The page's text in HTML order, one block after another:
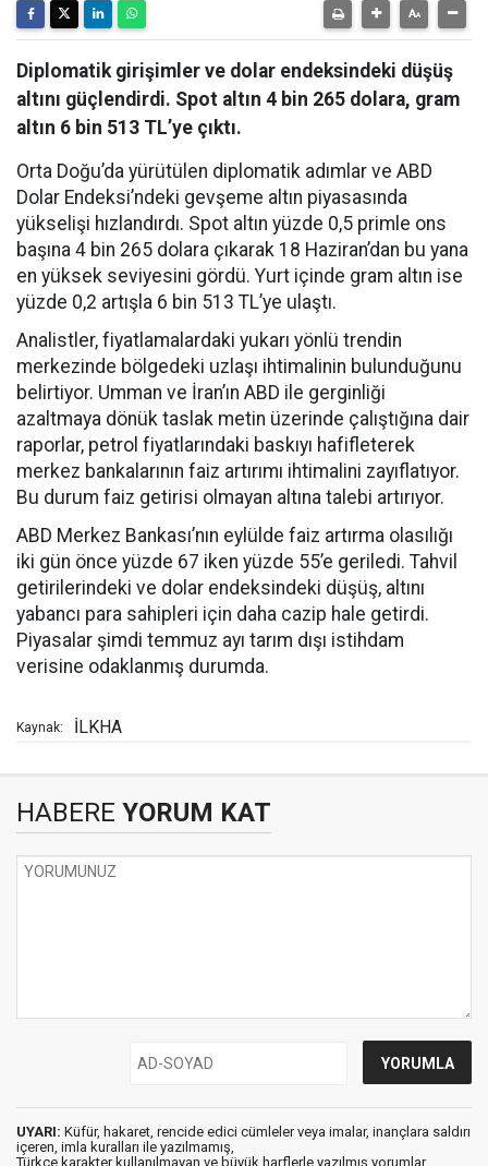
Diplomatik girişimler ve dolar endeksindeki düşüş
altını güçlendirdi. Spot altın 4 bin 265 dolara, gram
altın 6 bin 513 TL’ye çıktı.
Orta Doğu’da yürütülen diplomatik adımlar ve ABD
Dolar Endeksi’ndeki gevşeme altın piyasasında
yükselişi hızlandırdı. Spot altın yüzde 0,5 primle ons
başına 4 bin 265 dolara çıkarak 18 Haziran’dan bu yana
en yüksek seviyesini gördü. Yurt içinde gram altın ise
yüzde 0,2 artışla 6 bin 513 TL’ye ulaştı.
Analistler, fiyatlamalardaki yukarı yönlü trendin
merkezinde bölgedeki uzlaşı ihtimalinin bulunduğunu
belirtiyor. Umman ve İran’ın ABD ile gerginliği
azaltmaya dönük taslak metin üzerinde çalıştığına dair
raporlar, petrol fiyatlarındaki baskıyı hafifleterek
merkez bankalarının faiz artırımı ihtimalini zayıflatıyor.
Bu durum faiz getirisi olmayan altına talebi artırıyor.
ABD Merkez Bankası’nın eylülde faiz artırma olasılığı
iki gün önce yüzde 67 iken yüzde 55’e geriledi. Tahvil
getirilerindeki ve dolar endeksindeki düşüş, altını
yabancı para sahipleri için daha cazip hale getirdi.
Piyasalar şimdi temmuz ayı tarım dışı istihdam
verisine odaklanmış durumda.
Kaynak: İLKHA
HABERE YORUM KAT
UYARI: Küfür, hakaret, rencide edici cümleler veya imalar, inançlara saldırı
içeren, imla kuralları ile yazılmamış,
Türkçe karakter kullanılmayan ve büyük harflerle yazılmış yorumlar